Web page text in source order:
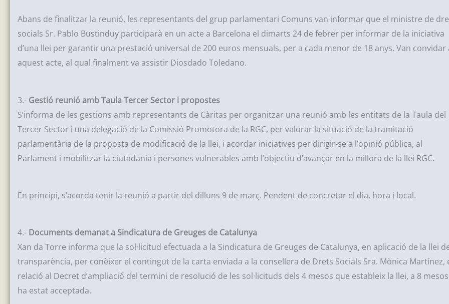
Abans de finalitzar la reunió, les representants del grup parlamentari Comuns van informar que el ministre de
socials Sr. Pablo Bustinduy participarà en un acte a Barcelona el dimarts 24 de febrer per informar de la iniciativa
d’una llei per garantir una prestació universal de 200 euros mensuals, per a cada menor de 18 anys. Van convidar
aquest acte, al qual finalment va assistir Diosdado Toledano.
3.- Gestió reunió amb Taula Tercer Sector i propostes
S’informa de les gestions amb representants de Càritas per organitzar una reunió amb les entitats de la Taula del
Tercer Sector i una delegació de la Comissió Promotora de la RGC, per valorar la situació de la tramitació
parlamentària de la proposta de modificació de la llei, i acordar iniciatives per dirigir-se a l’opinió pública, al
Parlament i mobilitzar la ciutadania i persones vulnerables amb l’objectiu d’avançar en la millora de la llei RGC.
En principi, s’acorda tenir la reunió a partir del dilluns 9 de març. Pendent de concretar el dia, hora i local.
4.- Documents demanat a Sindicatura de Greuges de Catalunya
Xan da Torre informa que la sol·licitud efectuada a la Sindicatura de Greuges de Catalunya, en aplicació de la llei
transparència, per conèixer el contingut de la carta enviada a la consellera de Drets Socials Sra. Mònica Martínez,
relació al Decret d’ampliació del termini de resolució de les sol·licituds dels 4 mesos que estableix la llei, a 8
ha estat acceptada.